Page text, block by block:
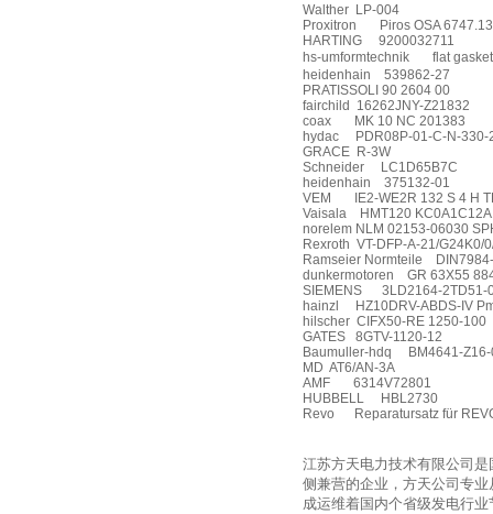
Walther LP-004
Proxitron
Piros OSA
HARTING
9200032711
hs-umformtechnik
flat
heidenhain
539862-27
PRATISSOLI 90 2604 00
fairchild
16262JNY-Z21832
coax
MK 10 NC 201383
hydac
PDR08P-01-C-N-330-
GRACE R-3W
Schneider
LC1D65B7C
heidenhain
375132-01
VEM
IE2-WE2R 132 S 4 H
Vaisala
HMT120
norelem NLM 02153-06030
Rexroth VT-DFP-A-21/G24K0/
Ramseier Normteile
dunkermotoren
GR 63X55
SIEMENS
3LD2164-2TD51-
hainzl
HZ10DRV-ABDS-IV
hilscher CIFX50-RE 1250-100
GATES
8GTV-1120-12
Baumuller-hdq
BM4641-
MD AT6/AN-3A
AMF
6314V72801
HUBBELL
HBL2730
Revo
Reparatursatz für
江苏方天电力技术有限公司
侧兼营的企业，方天公司专
成运维着国内个省级发电行